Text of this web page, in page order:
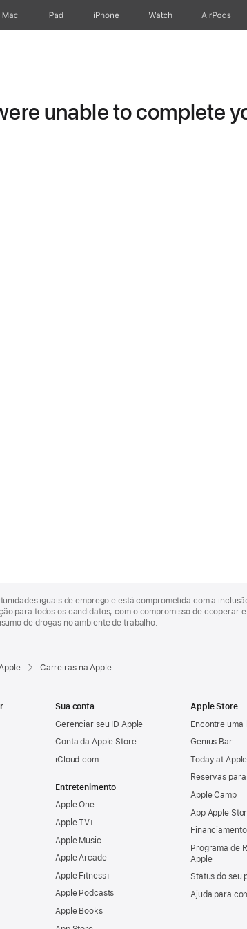
Mac iPad iPhone Apple Watch AirPods
unable to complete
iguais de emprego e está comprometida com a
para todos os candidatos, com o compromisso de
de drogas no ambiente de trabalho.
Carreiras na Apple
Sua conta
Gerenciar seu ID Apple
Conta da Apple Store
iCloud.com
Entretenimento
Apple One
Apple TV+
Apple Music
Apple Arcade
Apple Fitness+
Apple Podcasts
Apple Books
Apple Store
Encontre uma
Genius Bar
Today at Apple
Reservas
Apple Camp
App Apple
Financiamento
Programa de
Apple
Status do seu
Ajuda para